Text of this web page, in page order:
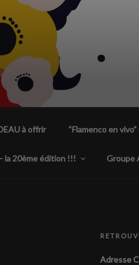
TACÓN
à offrir “Flamenco en
la 20ème édition !!! Groupe
Adresse